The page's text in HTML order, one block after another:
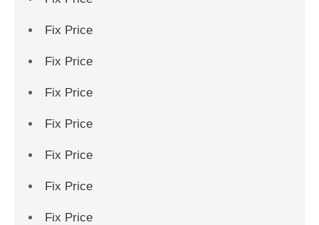
Fix Price
Fix Price
Fix Price
Fix Price
Fix Price
Fix Price
Fix Price